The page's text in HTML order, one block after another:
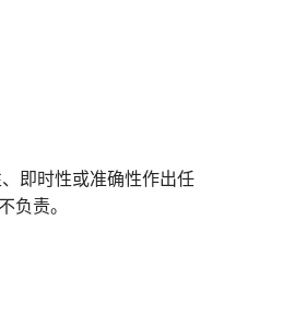
即时性或准确性作出任
负责。